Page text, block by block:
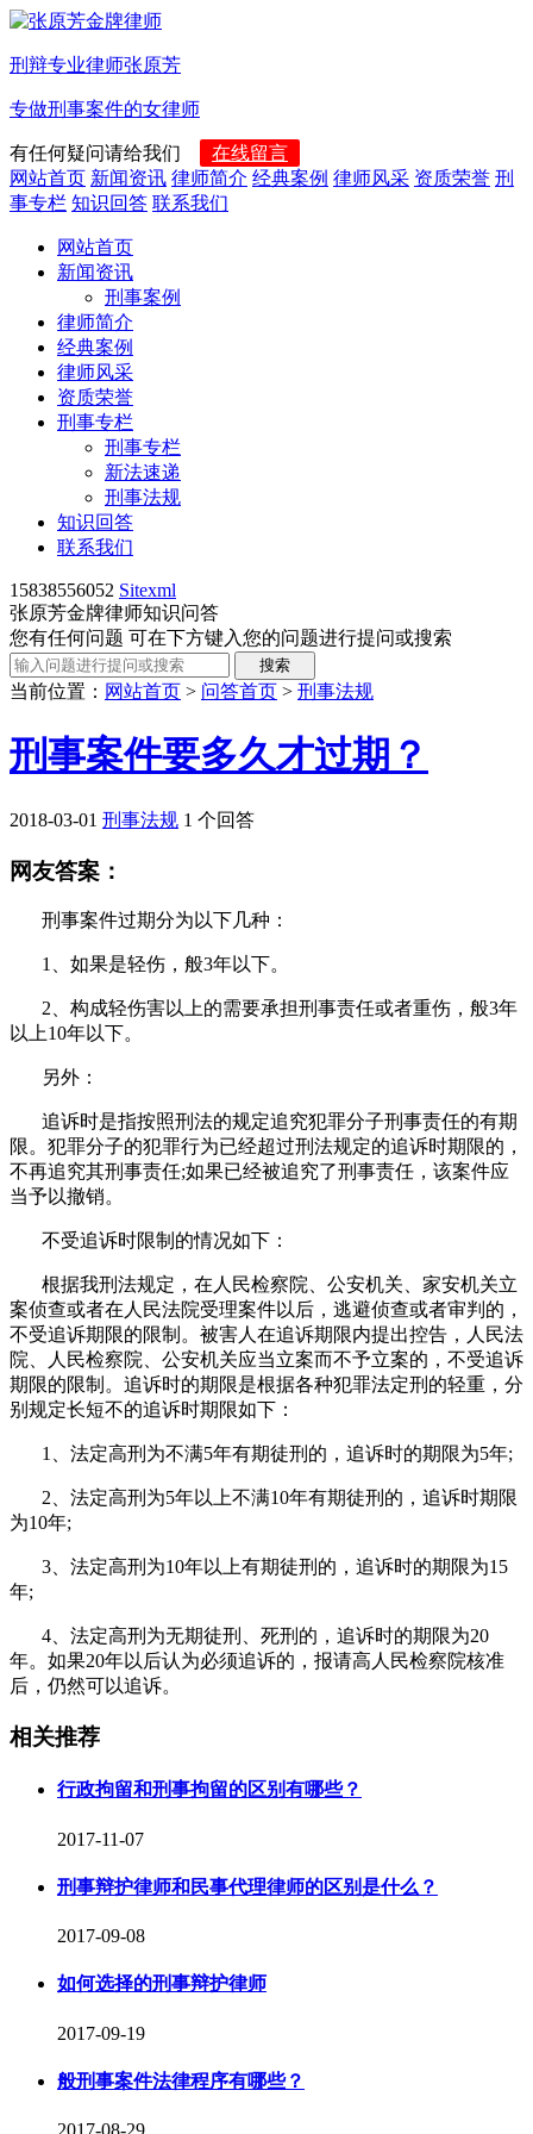
刑辩专业律师张原芳
专做刑事案件的女律师
有任何疑问请给我们
在线留言
网站首页 新闻资讯 律师简介 经典案例 律师风采 资质荣誉 刑
事专栏 知识回答 联系我们
网站首页
新闻资讯
刑事案例
律师简介
经典案例
律师风采
资质荣誉
刑事专栏
刑事专栏
新法速递
刑事法规
知识回答
联系我们
15838556052 Sitexml
张原芳金牌律师知识问答
您有任何问题 可在下方键入您的问题进行提问或搜索
当前位置： 网站首页 > 问答首页 > 刑事法规
刑事案件要多久才过期？
2018-03-01 刑事法规 1 个回答
网友答案：
刑事案件过期分为以下几种：
1、如果是轻伤，般3年以下。
2、构成轻伤害以上的需要承担刑事责任或者重伤，般3年
以上10年以下。
另外：
追诉时是指按照刑法的规定追究犯罪分子刑事责任的有期
限。犯罪分子的犯罪行为已经超过刑法规定的追诉时期限的，
不再追究其刑事责任;如果已经被追究了刑事责任，该案件应
当予以撤销。
不受追诉时限制的情况如下：
根据我刑法规定，在人民检察院、公安机关、家安机关立
案侦查或者在人民法院受理案件以后，逃避侦查或者审判的，
不受追诉期限的限制。被害人在追诉期限内提出控告，人民法
院、人民检察院、公安机关应当立案而不予立案的，不受追诉
期限的限制。追诉时的期限是根据各种犯罪法定刑的轻重，分
别规定长短不的追诉时期限如下：
1、法定高刑为不满5年有期徒刑的，追诉时的期限为5年;
2、法定高刑为5年以上不满10年有期徒刑的，追诉时期限
为10年;
3、法定高刑为10年以上有期徒刑的，追诉时的期限为15
年;
4、法定高刑为无期徒刑、死刑的，追诉时的期限为20
年。如果20年以后认为必须追诉的，报请高人民检察院核准
后，仍然可以追诉。
相关推荐
行政拘留和刑事拘留的区别有哪些？
2017-11-07
刑事辩护律师和民事代理律师的区别是什么？
2017-09-08
如何选择的刑事辩护律师
2017-09-19
般刑事案件法律程序有哪些？